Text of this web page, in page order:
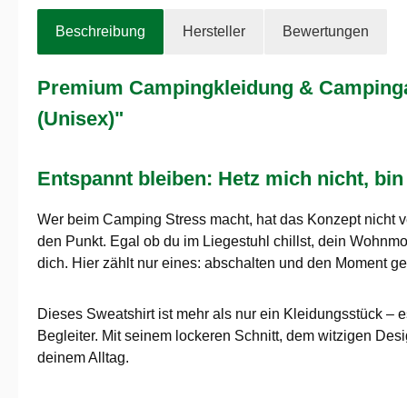
Beschreibung Hersteller Bewertungen
Premium Campingkleidung &
(Unisex)"
Entspannt bleiben: Hetz mich nicht,
Wer beim Camping Stress macht, hat das Konzept nicht
den Punkt. Egal ob du im Liegestuhl chillst, dein
dich. Hier zählt nur eines: abschalten und den Moment
Dieses Sweatshirt ist mehr als nur ein Kleidungsstück –
Begleiter. Mit seinem lockeren Schnitt, dem witzigen
deinem Alltag.